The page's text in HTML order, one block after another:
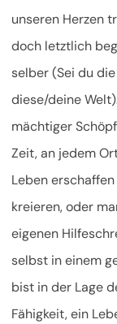
unseren Herzen
doch letztlich
selber (Sei du
diese/deine
mächtiger
Zeit, an jedem
Leben
kreieren, oder
eigenen
selbst in einem
bist in der Lage
Fähigkeit, ein